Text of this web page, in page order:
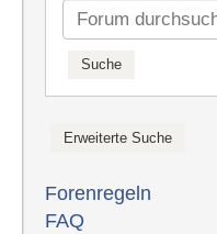
Forenregeln
FAQ